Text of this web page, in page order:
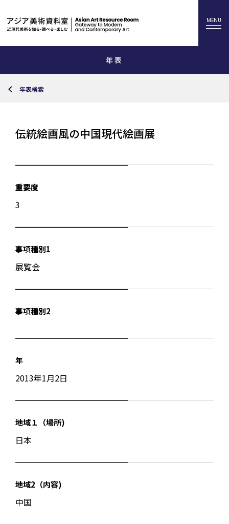
年表
年表検索
伝統絵画風の中国現代絵画展
重要度
3
事項種別1
展覧会
事項種別2
年
2013年1月2日
地域１（場所)
日本
地域2（内容)
中国